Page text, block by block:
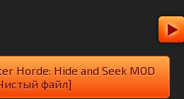
Horde: Hide and Seek MOD
файл]